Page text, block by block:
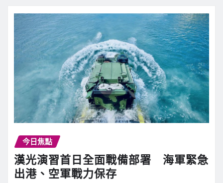
今日焦點
漢光演習首日全面戰備部署 海軍緊急
出港、空軍戰力保存